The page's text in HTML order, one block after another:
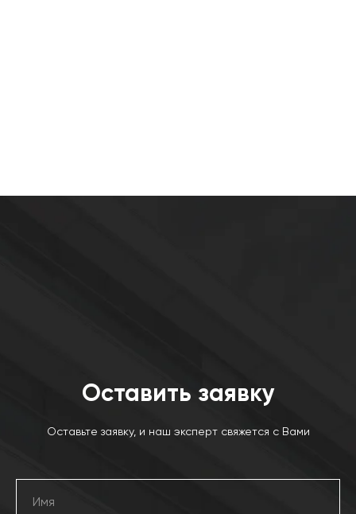
Оставить заявку
Оставьте заявку, и наш эксперт свяжется с Вами